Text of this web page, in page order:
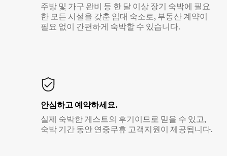
주방 및 가구 완비 등 한 달 이상 장기 숙박에 필요
한 모든 시설을 갖춘 임대 숙소로, 부동산 계약이
필요 없이 간편하게 숙박할 수 있습니다.
안심하고 예약하세요.
실제 숙박한 게스트의 후기이므로 믿을 수 있고,
숙박 기간 동안 연중무휴 고객지원이 제공됩니다.